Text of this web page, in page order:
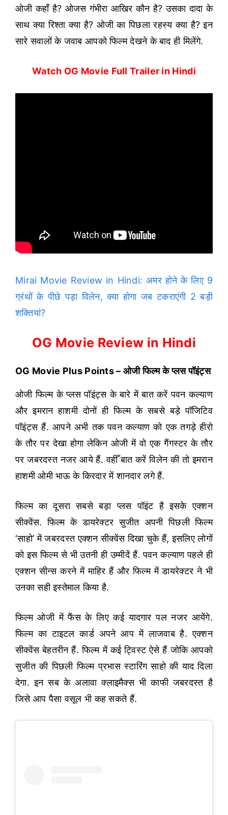
ओजी कहाँ है? ओजस गंभीरा आखिर कौन है? उसका दादा के
साथ क्या रिश्ता क्या है? ओजी का पिछला रहस्य क्या है? इन
सारे सवालों के जवाब आपको फिल्म देखने के बाद ही मिलेंगे.
Watch OG Movie Full Trailer in Hindi
Mirai Movie Review in Hindi: अमर होने के लिए 9
ग्रंथों के पीछे पड़ा विलेन, क्या होगा जब टकराएंगी 2 बड़ी
शक्तियां?
OG Movie Review in Hindi
OG Movie Plus Points – ओजी फिल्म के प्लस पॉइंट्स
ओजी फिल्म के प्लस पॉइंट्स के बारे में बात करें पवन कल्याण
और इमरान हाशमी दोनों ही फिल्म के सबसे बड़े पॉजिटिव
पॉइंट्स हैं. आपने अभी तक पवन कल्याण को एक तगड़े हीरो
के तौर पर देखा होगा लेकिन ओजी में वो एक गैंगस्टर के तौर
पर जबरदस्त नजर आये हैं. वहीँ बात करें विलेन की तो इमरान
हाशमी ओमी भाऊ के किरदार में शानदार लगे हैं.
फिल्म का दूसरा सबसे बड़ा प्लस पॉइंट है इसके एक्शन
सीक्वेंस. फिल्म के डायरेक्टर सुजीत अपनी पिछली फिल्म
‘साहो’ में जबरदस्त एक्शन सीक्वेंस दिखा चुके हैं, इसलिए लोगों
को इस फिल्म से भी उतनी ही उम्मीदें हैं. पवन कल्याण पहले ही
एक्शन सीन्स करने में माहिर हैं और फिल्म में डायरेक्टर ने भी
उनका सही इस्तेमाल किया है.
फिल्म ओजी में फैंस के लिए कई यादगार पल नजर आयेंगे.
फिल्म का टाइटल कार्ड अपने आप में लाजवाब है. एक्शन
सीक्वेंस बेहतरीन हैं. फिल्म में कई ट्विस्ट ऐसे हैं जोकि आपको
सुजीत की पिछली फिल्म प्रभास स्टारिंग साहो की याद दिला
देगा. इन सब के अलावा क्लाइमैक्स भी काफी जबरदस्त है
जिसे आप पैसा वसूल भी कह सकते हैं.